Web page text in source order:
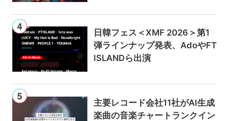
日韓フェス＜XMF 2026＞第1
弾ラインナップ発表、AdoやFT
ISLANDら出演
主要レコード会社11社がAI生成
楽曲の音楽チャートランクイン